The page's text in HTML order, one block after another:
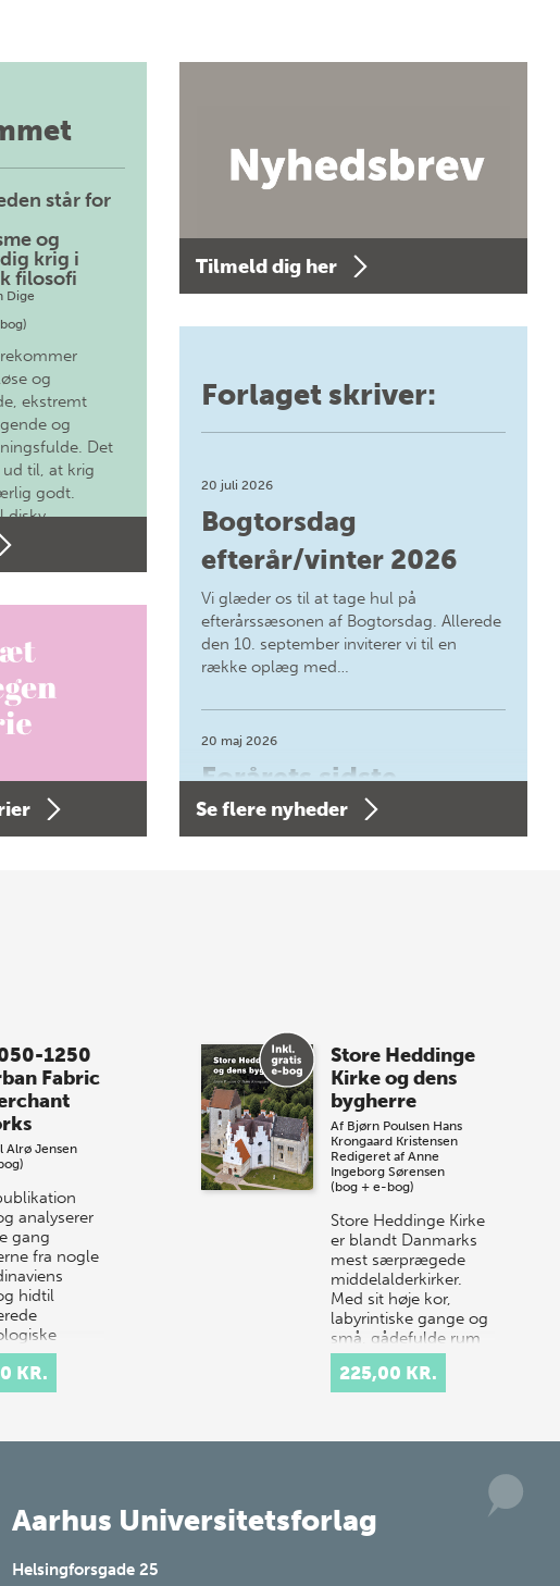
står for
og
krig i
filosofi
Dige
og
ekstremt
og
Det
ud til, at krig
godt.
diskv…
Tilmeld dig her
Forlaget skriver:
20 juli 2026
Bogtorsdag
efterår/vinter 2026
Vi glæder os til at tage hul på
efterårssæsonen af Bogtorsdag. Allerede
den 10. september inviterer vi til en
række oplæg med…
20 maj 2026
Forårets sidste
Bogtorsdag 11. juni
Spar op til 70% til
sommer-lagersalg!
Vi gentager succesen og inviterer igen i
år til vores store sommer-lagersalg,
så sæt kryds i kalenderen onsdag den
10. j…
Se flere nyheder
1250
Fabric
Alrø Jensen
analyserer
gang
fra nogle
hidtil
KR.
Store Heddinge
Kirke og dens
bygherre
Af Bjørn Poulsen Hans
Krongaard Kristensen
Redigeret afAnne
Ingeborg Sørensen
(bog + e-bog)
Store Heddinge Kirke
er blandt Danmarks
mest særprægede
middelalderkirker.
Med sit høje kor,
labyrintiske gange og
små, gådefulde rum
samt det ottekan…
225,00 KR.
Aarhus Universitetsforlag
Helsingforsgade 25